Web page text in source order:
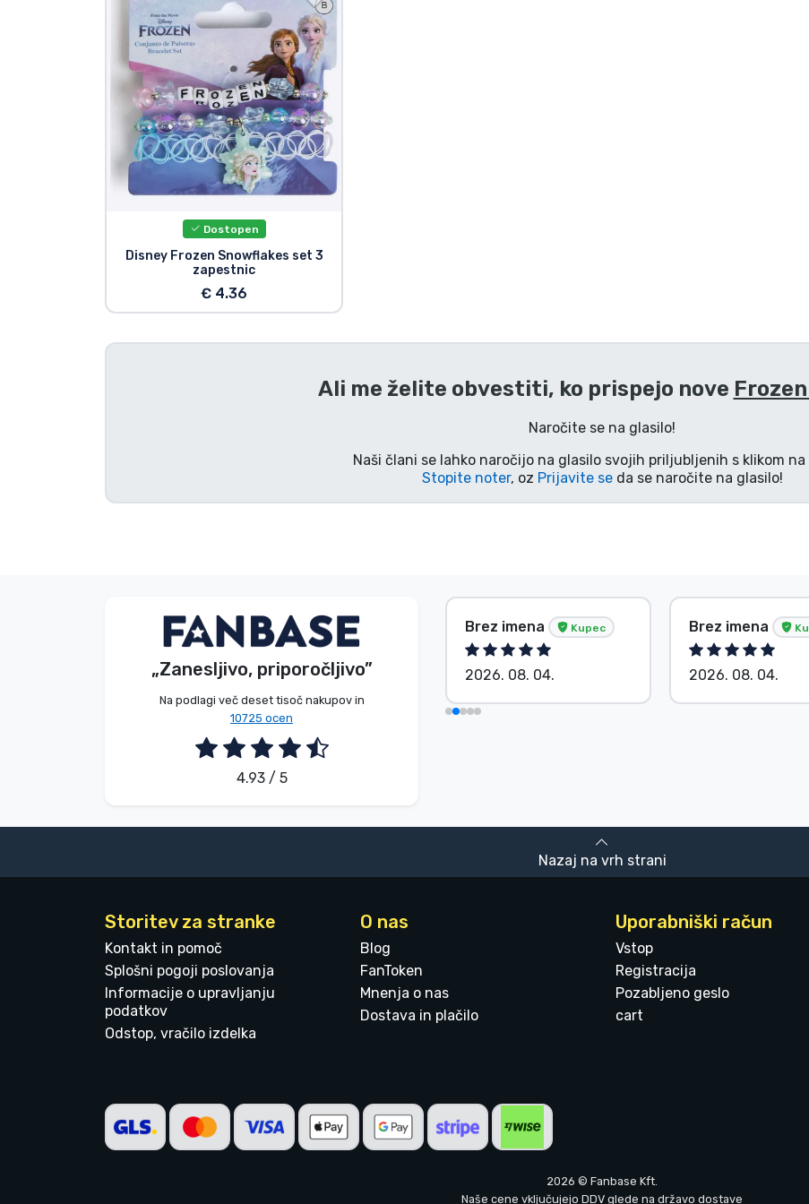
Dostopen
Disney Frozen Snowflakes set 3
zapestnic
€ 4.36
Ali me želite obvestiti, ko prispejo nove
Naročite se na glasilo!
Naši člani se lahko naročijo na glasilo svojih priljubljenih s klikom na
Stopite noter, oz Prijavite seda se naročite na glasilo!
„Zanesljivo, priporočljivo”
Na podlagi več deset tisoč nakupov in
10725 ocen
4.93 / 5
Brez imena Kupec
2026. 08. 05.
Brez imena Kupec
2026. 08. 04.
Brez imena
2026. 08. 04.
Nazaj na vrh strani
Storitev za stranke
Kontakt in pomoč
Splošni pogoji poslovanja
Informacije o upravljanju
podatkov
Odstop, vračilo izdelka
O nas
Blog
FanToken
Mnenja o nas
Dostava in plačilo
Uporabniški račun
Vstop
Registracija
Pozabljeno geslo
cart
2026 © Fanbase Kft.
Naše cene vključujejo DDV glede na državo dostave
Tv serijske izdelki
Filmske izdelki
Risani izdelki
Anime izdelki